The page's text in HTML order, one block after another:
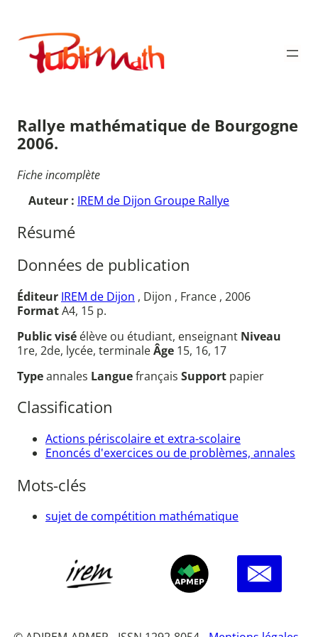
contenu
Publimath
Rallye mathématique de Bourgogne
2006.
Fiche incomplète
Auteur : IREM de Dijon Groupe Rallye
Résumé
Données de publication
Éditeur IREM de Dijon , Dijon , France , 2006
FormatA4, 15 p.
Public visé élève ou étudiant, enseignant Niveau
1re, 2de, lycée, terminaleÂge 15, 16, 17
Typeannales Languefrançais Support papier
Classification
Actions périscolaire et extra-scolaire
Enoncés d'exercices ou de problèmes, annales
Mots-clés
sujet de compétition mathématique